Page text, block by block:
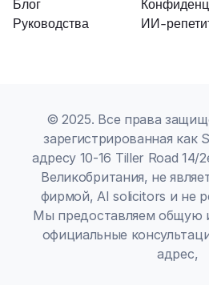
Блог
Руководства
ИИ-
© 2025. Все права
зарегистрированная как
адресу 10-16 Tiller Road 14/
Великобритания, не
фирмой, AI solicitors и не
Мы предоставляем общую
официальные
адрес,